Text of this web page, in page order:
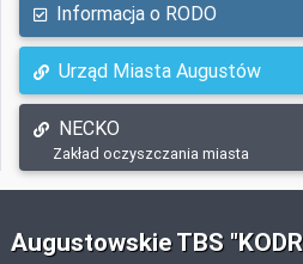
Informacja o RODO
Urząd Miasta Augustów
NECKO
Zakład oczyszczania miasta
Augustowskie TBS